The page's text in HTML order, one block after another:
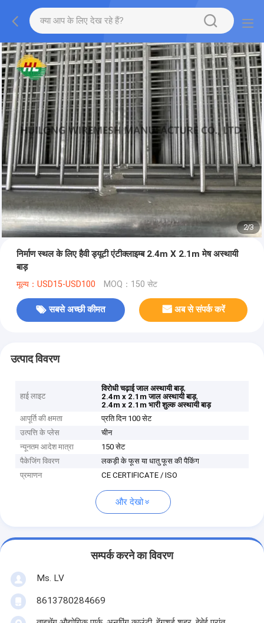
2/3
निर्माण स्थल के लिए हैवी ड्यूटी एंटीक्लाइम्ब 2.4m X 2.1m मेष अस्थायी
बाड़
मूल्य：USD15-USD100 MOQ：150 सेट
सबसे अच्छी कीमत अब से संपर्क करें
उत्पाद विवरण
हाई लाइट
विरोधी चढ़ाई जाल अस्थायी बाड़,
2.4m x 2.1m जाल अस्थायी बाड़,
2.4m x 2.1m भारी शुल्क अस्थायी बाड़
आपूर्ति की क्षमता
प्रति दिन 100 सेट
उत्पत्ति के प्लेस
चीन
न्यूनतम आदेश मात्रा
150 सेट
पैकेजिंग विवरण
लकड़ी के फूस या धातु फूस की पैकिंग
प्रमाणन
CE CERTIFICATE / ISO
और देखो
सम्पर्क करने का विवरण
Ms. LV
8613780284669